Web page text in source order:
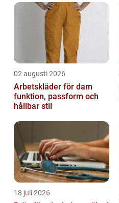
02 augusti 2026
Arbetskläder för dam
funktion, passform och
hållbar stil
18 juli 2026